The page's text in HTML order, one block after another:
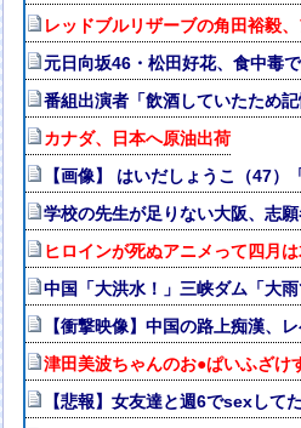
レッドブルリザーブの角田裕毅
元日向坂46・松田好花、食中毒
番組出演者「飲酒していたため
カナダ、日本へ原油出荷
【画像】 はいだしょうこ（47
学校の先生が足りない大阪、志
ヒロインが死ぬアニメって四月
中国「大洪水！」三峡ダム「大
【衝撃映像】中国の路上痴漢、
津田美波ちゃんのお●ぱいふざけ
【悲報】女友達と週6でsexし